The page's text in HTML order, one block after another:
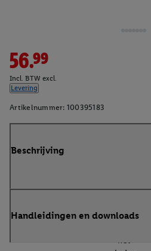
56.99
Incl. BTW excl.
Levering
Artikelnummer: 100395183
Beschrijving
Handleidingen en downloads